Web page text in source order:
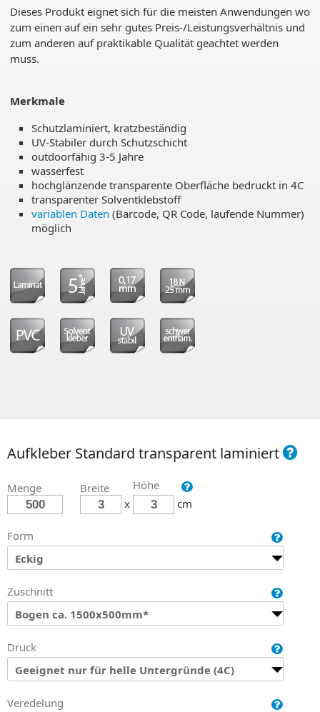
Dieses Produkt eignet sich für die meisten Anwendungen wo
zum einen auf ein sehr gutes Preis-/Leistungsverhältnis und
zum anderen auf praktikable Qualität geachtet werden
muss.
Merkmale
Schutzlaminiert, kratzbeständig
UV-Stabiler durch Schutzschicht
outdoorfähig 3-5 Jahre
wasserfest
hochglänzende transparente Oberfläche bedruckt in 4C
transparenter Solventklebstoff
variablen Daten (Barcode, QR Code, laufende Nummer)
möglich
Aufkleber Standard transparent laminiert
Menge
Breite
x
Höhe
cm
Form
Eckig
Zuschnitt
Bogen ca. 1500x500mm*
Druck
Geeignet nur für helle Untergründe (4C)
Veredelung